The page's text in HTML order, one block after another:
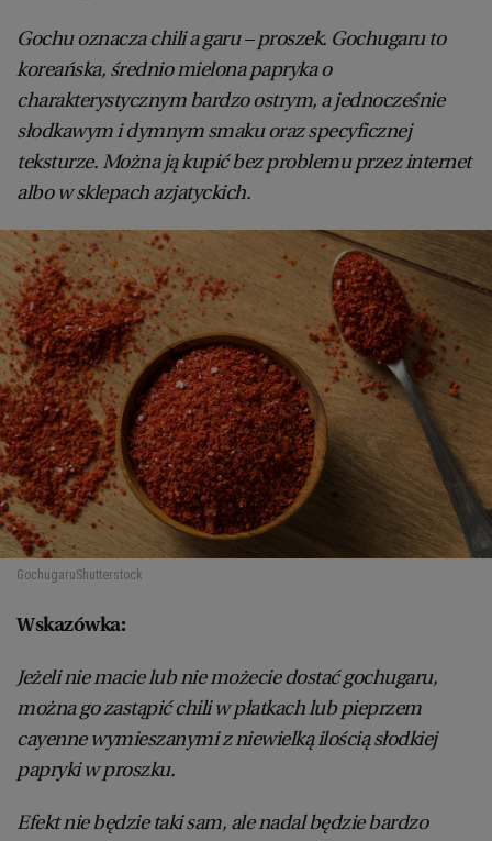
Gochu oznacza chili a garu – proszek. Gochugaru to
koreańska, średnio mielona papryka o
charakterystycznym bardzo ostrym, a jednocześnie
słodkawym i dymnym smaku oraz specyficznej
teksturze. Można ją kupić bez problemu przez internet
albo w sklepach azjatyckich.
GochugaruShutterstock
Wskazówka:
Jeżeli nie macie lub nie możecie dostać gochugaru,
można go zastąpić chili w płatkach lub pieprzem
cayenne wymieszanymi z niewielką ilością słodkiej
papryki w proszku.
Efekt nie będzie taki sam, ale nadal będzie bardzo